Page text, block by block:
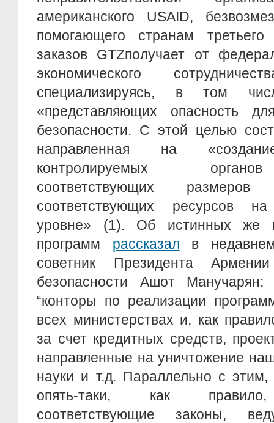
американского USAID,
помогающего странам
заказов GTZполучает от
экономического
специализируясь, в том
«представляющих опасность
безопасности. С этой целью
направленная на
контролируемых
соответствующих
соответствующих ресурсов
уровне» (1). Об истинных же
программ рассказал в
советник Президента
безопасности Ашот
“конторы по реализации
всех министерствах и, как
за счет кредитных средств,
направленные на уничтожение
науки и т.д. Параллельно с
опять-таки, как правило,
соответствующие законы,